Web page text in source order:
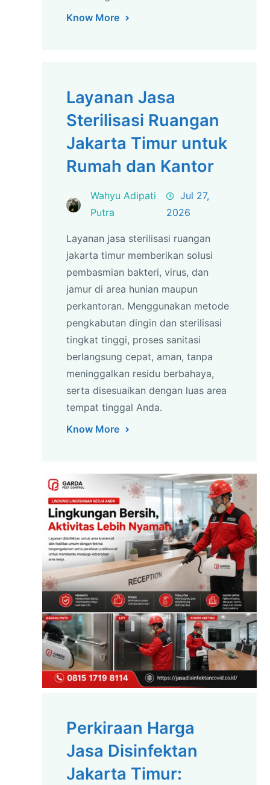
Know More
Layanan Jasa
Sterilisasi Ruangan
Jakarta Timur untuk
Rumah dan Kantor
Wahyu Adipati
Putra
Jul 27,
2026
Layanan jasa sterilisasi ruangan
jakarta timur memberikan solusi
pembasmian bakteri, virus, dan
jamur di area hunian maupun
perkantoran. Menggunakan metode
pengkabutan dingin dan sterilisasi
tingkat tinggi, proses sanitasi
berlangsung cepat, aman, tanpa
meninggalkan residu berbahaya,
serta disesuaikan dengan luas area
tempat tinggal Anda.
Know More
Perkiraan Harga
Jasa Disinfektan
Jakarta Timur: